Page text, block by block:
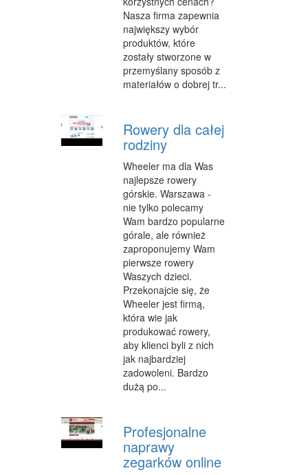
FABRYKACJA
INFORMATYCZNE
RESTAURACJE, CATERING
ADWOKACI, PORADY PRAWNE
SPRZĄTANIE, PORZĄDKOWANIE
SERWIS
OPIEKA
INNE USŁUGI
NOCLEGI
HOTELE I NOCLEGI
PODRÓŻE
WYPOCZYNEK
ODNOWA BIOLOGICZNA
DIETETYKA, ODCHUDZANIE
LECZENIE
SALONY KOSMETYCZNE
Nasza firma zapewnia
największy wybór
produktów, które
zostały stworzone w
przemyślany sposób z
materiałów o dobrej tr...
Rowery dla całej
rodziny
Wheeler ma dla Was
najlepsze rowery
górskie. Warszawa -
nie tylko polecamy
Wam bardzo popularne
górale, ale również
zaproponujemy Wam
pierwsze rowery
Waszych dzieci.
Przekonajcie się, że
Wheeler jest firmą,
która wie jak
produkować rowery,
aby klienci byli z nich
jak najbardziej
zadowoleni. Bardzo
dużą po...
Profesjonalne
naprawy
zegarków online